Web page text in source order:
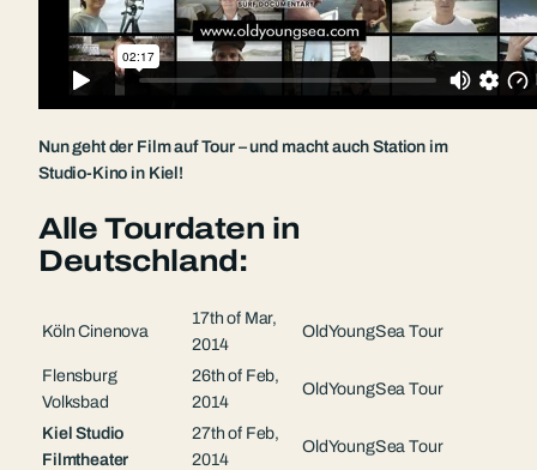
Nun geht der Film auf Tour – und macht auch Station im
Studio-Kino in Kiel!
Alle Tourdaten in
Deutschland:
Köln Cinenova
17th of Mar,
2014
OldYoungSea Tour
Flensburg
Volksbad
26th of Feb,
2014
OldYoungSea Tour
Kiel Studio
Filmtheater
27th of Feb,
2014
OldYoungSea Tour